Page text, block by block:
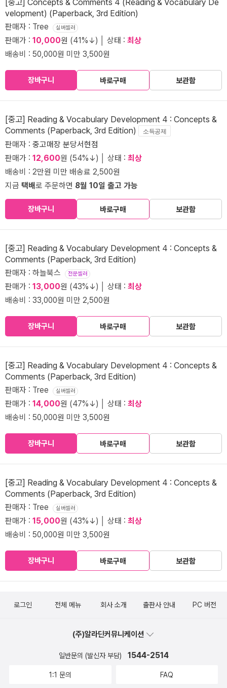
[중고] Concepts & Comments 4 (Reading & Vocabulary De
velopment) (Paperback, 3rd Edition)
판매자 : Tree 실버셀러
판매가 : 10,000원 (41%↓) │ 상태 : 최상
배송비 : 50,000원 미만 3,500원
장바구니 바로구매 보관함
[중고] Reading & Vocabulary Development 4 : Concepts &
Comments (Paperback, 3rd Edition)
소득공제
판매자 : 중고매장 분당서현점
판매가 : 12,600원 (54%↓) │ 상태 : 최상
배송비 : 2만원 미만 배송료 2,500원
지금 택배로 주문하면 8월 10일 출고 가능
장바구니 바로구매 보관함
[중고] Reading & Vocabulary Development 4 : Concepts &
Comments (Paperback, 3rd Edition)
판매자 : 하늘북스 전문셀러
판매가 : 13,000원 (43%↓) │ 상태 : 최상
배송비 : 33,000원 미만 2,500원
장바구니 바로구매 보관함
[중고] Reading & Vocabulary Development 4 : Concepts &
Comments (Paperback, 3rd Edition)
판매자 : Tree 실버셀러
판매가 : 14,000원 (47%↓) │ 상태 : 최상
배송비 : 50,000원 미만 3,500원
장바구니 바로구매 보관함
[중고] Reading & Vocabulary Development 4 : Concepts &
Comments (Paperback, 3rd Edition)
판매자 : Tree 실버셀러
판매가 : 15,000원 (43%↓) │ 상태 : 최상
배송비 : 50,000원 미만 3,500원
장바구니 바로구매 보관함
로그인 전체 메뉴 회사 소개 출판사 안내 PC 버전
(주)알라딘커뮤니케이션
일반문의 (발신자 부담) 1544-2514
1:1 문의 FAQ